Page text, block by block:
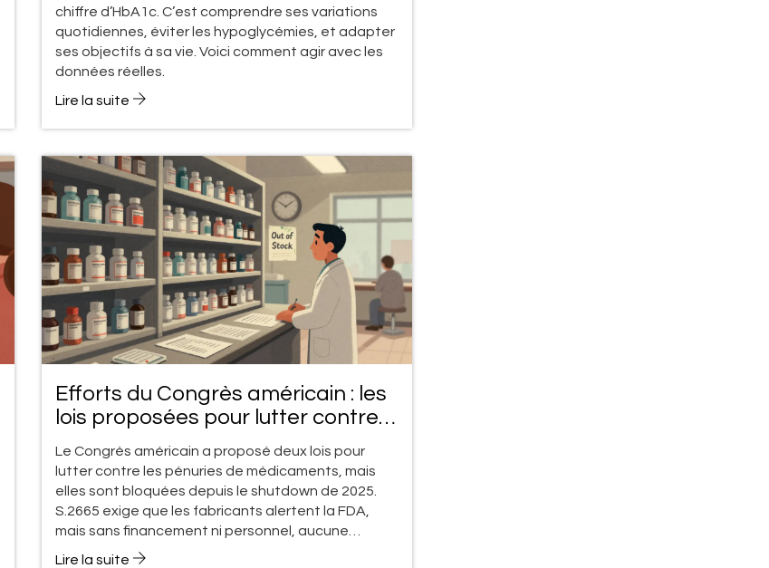
chiffre d’HbA1c. C’est comprendre ses variations
quotidiennes, éviter les hypoglycémies, et adapter
ses objectifs à sa vie. Voici comment agir avec les
données réelles.
Lire la suite
Efforts du Congrès américain : les
lois proposées pour lutter contre
les pénuries de médicaments
Le Congrès américain a proposé deux lois pour
lutter contre les pénuries de médicaments, mais
elles sont bloquées depuis le shutdown de 2025.
S.2665 exige que les fabricants alertent la FDA,
mais sans financement ni personnel, aucune
mesure ne peut être appliquée.
Lire la suite